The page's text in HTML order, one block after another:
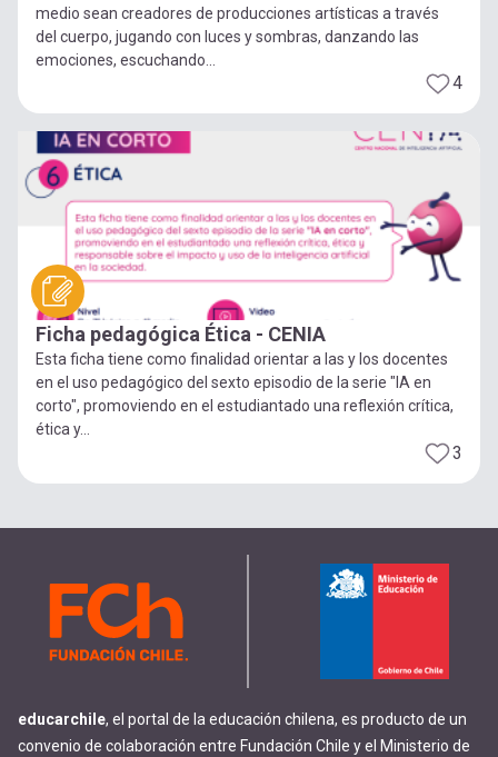
medio sean creadores de producciones artísticas a través
del cuerpo, jugando con luces y sombras, danzando las
emociones, escuchando...
4
Ficha pedagógica Ética - CENIA
Esta ficha tiene como finalidad orientar a las y los docentes
en el uso pedagógico del sexto episodio de la serie "IA en
corto", promoviendo en el estudiantado una reflexión crítica,
ética y...
3
educarchile, el portal de la educación chilena, es producto de un
convenio de colaboración entre Fundación Chile y el Ministerio de